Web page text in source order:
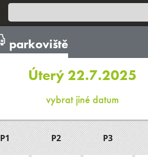
parkoviště
Úterý 22.7.2025
vybrat jiné datum
P1 P2 P3